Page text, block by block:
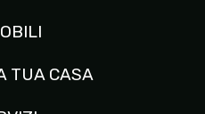
TUA CASA